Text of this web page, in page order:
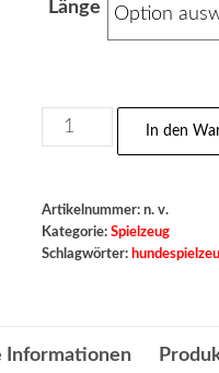
Länge
Spieltau
Menge
In den
Artikelnummer: n. v.
Kategorie: Spielzeug
Schlagwörter:
Informationen